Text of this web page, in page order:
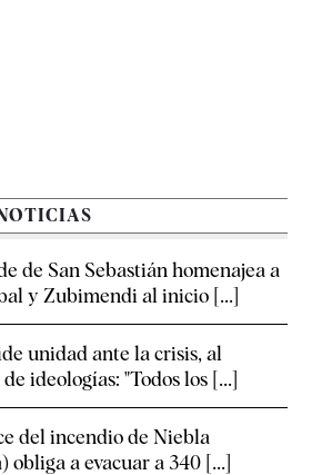
de San Sebastián homenajea a
y Zubimendi al inicio [...]
unidad ante la crisis, al
ideologías: "Todos los [...]
del incendio de Niebla
obliga a evacuar a 340 [...]